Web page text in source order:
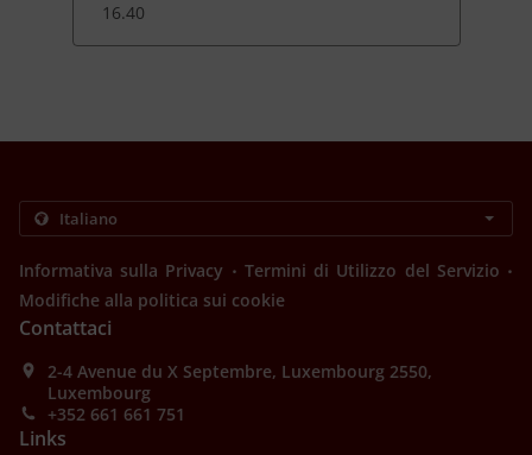
16.40
Informativa sulla Privacy . Termini di Utilizzo del Servizio .
Modifiche alla politica sui cookie
Contattaci
2-4 Avenue du X Septembre, Luxembourg 2550,
Luxembourg
+352 661 661 751
Links